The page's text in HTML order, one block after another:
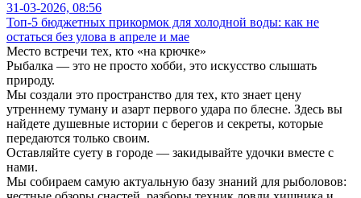
31-03-2026, 08:56
Топ-5 бюджетных прикормок для холодной воды: как не
остаться без улова в апреле и мае
Место встречи тех, кто «на крючке»
Рыбалка — это не просто хобби, это искусство слышать
природу.
Мы создали это пространство для тех, кто знает цену
утреннему туману и азарт первого удара по блесне. Здесь вы
найдете душевные истории с берегов и секреты, которые
передаются только своим.
Оставляйте суету в городе — закидывайте удочки вместе с
нами.
Мы собираем самую актуальную базу знаний для рыболовов: